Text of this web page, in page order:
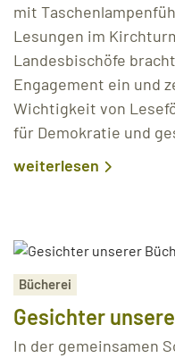
mit
Lesungen im
Landesbischöfe
Engagement ein und
Wichtigkeit von
für Demokratie und
weiterlesen
Bücherei
Gesichter
In der gemeinsamen